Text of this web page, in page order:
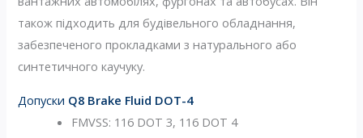
також підходить для будівельного обладнання,
забезпеченого прокладками з натурального або
синтетичного каучуку.
Допуски Q8 Brake Fluid DOT-4
FMVSS: 116 DOT 3, 116 DOT 4